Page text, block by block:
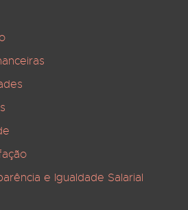
e Igualdade Salarial